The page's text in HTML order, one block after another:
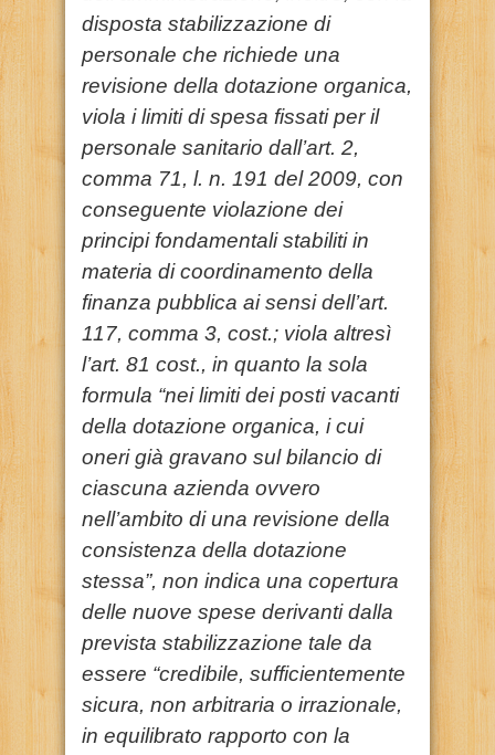
disposta stabilizzazione di
personale che richiede una
revisione della dotazione organica,
viola i limiti di spesa fissati per il
personale sanitario dall’art. 2,
comma 71, l. n. 191 del 2009, con
conseguente violazione dei
principi fondamentali stabiliti in
materia di coordinamento della
finanza pubblica ai sensi dell’art.
117, comma 3, cost.; viola altresì
l’art. 81 cost., in quanto la sola
formula “nei limiti dei posti vacanti
della dotazione organica, i cui
oneri già gravano sul bilancio di
ciascuna azienda ovvero
nell’ambito di una revisione della
consistenza della dotazione
stessa”, non indica una copertura
delle nuove spese derivanti dalla
prevista stabilizzazione tale da
essere “credibile, sufficientemente
sicura, non arbitraria o irrazionale,
in equilibrato rapporto con la